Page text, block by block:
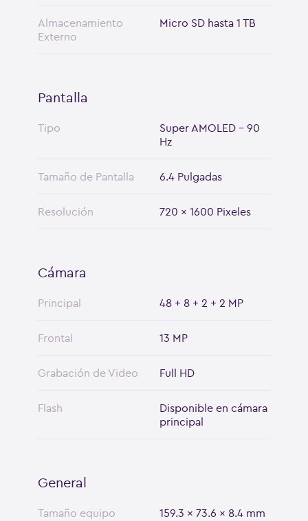
Almacenamiento
Externo
Micro SD hasta 1 TB
Pantalla
Tipo
Super AMOLED - 90
Hz
Tamaño de Pantalla 6.4 Pulgadas
Resolución 720 x 1600 Pixeles
Cámara
Principal 48 + 8 + 2 + 2 MP
Frontal 13 MP
Grabación de Video Full HD
Flash
Disponible en cámara
principal
General
Tamaño equipo 159.3 x 73.6 x 8.4 mm